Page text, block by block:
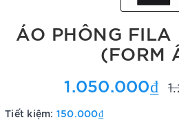
ÁO PHÔNG FILA
(FORM
1.050.000₫
Tiết kiệm: 150.000₫